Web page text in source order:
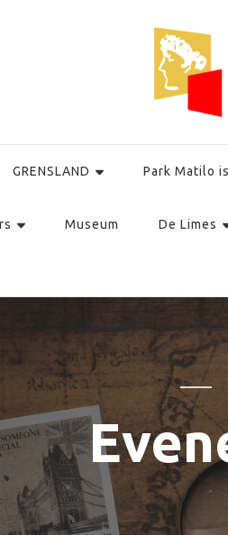
GRENSLAND Park Matilo
Museum De Limes